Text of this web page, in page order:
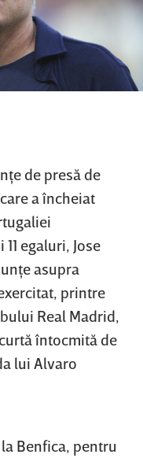
de presă de
a încheiat
egaluri, Jose
asupra
printre
Real Madrid,
întocmită de
lui Alvaro
Benfica, pentru